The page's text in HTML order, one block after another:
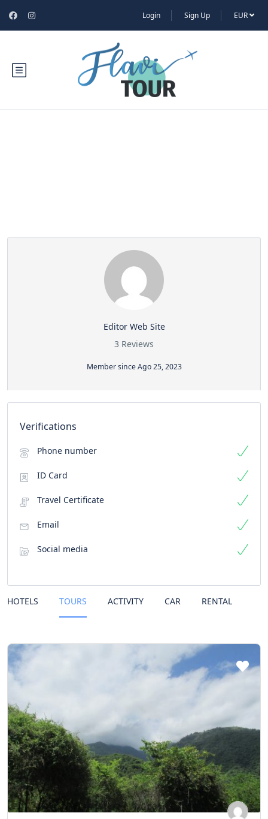
Login Sign Up EUR
Editor Web Site
3 Reviews
Member since Ago 25, 2023
Verifications
Phone number
ID Card
Travel Certificate
Email
Social media
HOTELS TOURS ACTIVITY CAR RENTAL